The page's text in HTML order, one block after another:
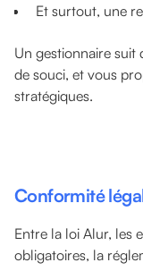
Et surtout, une
Un gestionnaire suit
de souci, et vous
stratégiques.
Conformité
Entre la loi Alur, les
obligatoires, la